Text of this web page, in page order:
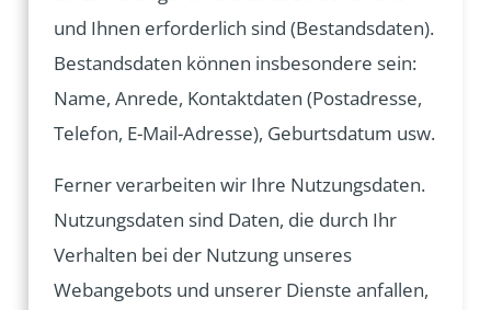
und Ihnen erforderlich sind (Bestandsdaten).
Bestandsdaten können insbesondere sein:
Name, Anrede, Kontaktdaten (Postadresse,
Telefon, E-Mail-Adresse), Geburtsdatum usw.
Ferner verarbeiten wir Ihre Nutzungsdaten.
Nutzungsdaten sind Daten, die durch Ihr
Verhalten bei der Nutzung unseres
Webangebots und unserer Dienste anfallen,